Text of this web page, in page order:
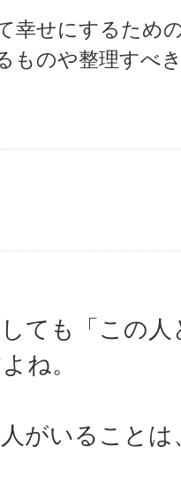
幸せにするため
ものや整理すべ
ても「この
ね。
がいること